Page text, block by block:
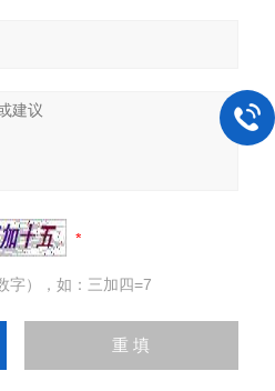
字），如：三加四=7